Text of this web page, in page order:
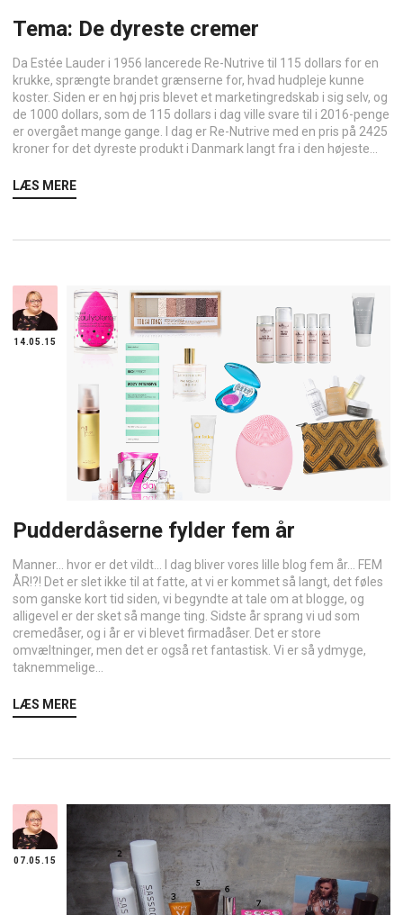
Tema: De dyreste cremer
Da Estée Lauder i 1956 lancerede Re-Nutrive til 115 dollars for en
krukke, sprængte brandet grænserne for, hvad hudpleje kunne
koster. Siden er en høj pris blevet et marketingredskab i sig selv, og
de 1000 dollars, som de 115 dollars i dag ville svare til i 2016-penge
er overgået mange gange. I dag er Re-Nutrive med en pris på 2425
kroner for det dyreste produkt i Danmark langt fra i den højeste...
LÆS MERE
14.05.15
Pudderdåserne fylder fem år
Manner… hvor er det vildt… I dag bliver vores lille blog fem år… FEM
ÅR!?! Det er slet ikke til at fatte, at vi er kommet så langt, det føles
som ganske kort tid siden, vi begyndte at tale om at blogge, og
alligevel er der sket så mange ting. Sidste år sprang vi ud som
cremedåser, og i år er vi blevet firmadåser. Det er store
omvæltninger, men det er også ret fantastisk. Vi er så ydmyge,
taknemmelige...
LÆS MERE
07.05.15